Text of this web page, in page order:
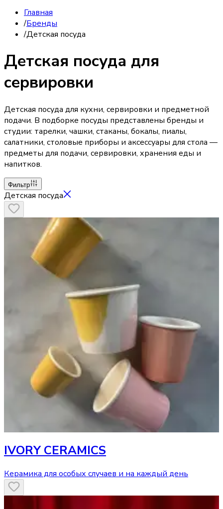
Главная
/Бренды
/Детская посуда
Детская посуда для
сервировки
Детская посуда для кухни, сервировки и предметной
подачи. В подборке посуды представлены бренды и
студии: тарелки, чашки, стаканы, бокалы, пиалы,
салатники, столовые приборы и аксессуары для стола —
предметы для подачи, сервировки, хранения еды и
напитков.
Фильтр
Детская посуда
IVORY CERAMICS
Керамика для особых случаев и на каждый день